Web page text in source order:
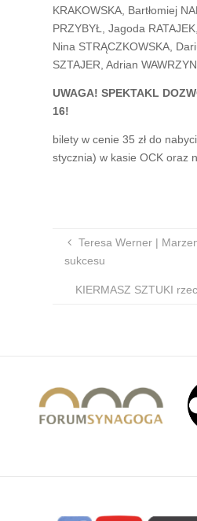
KRAKOWSKA, Bartłomiej
PRZYBYŁ, Jagoda
Nina STRĄCZKOWSKA,
SZTAJER, Adrian
UWAGA! SPEKTAKL
16!
bilety w cenie 35 zł do
stycznia) w kasie OCK oraz
Teresa Werner |
sukcesu
KIERMASZ SZTUKI